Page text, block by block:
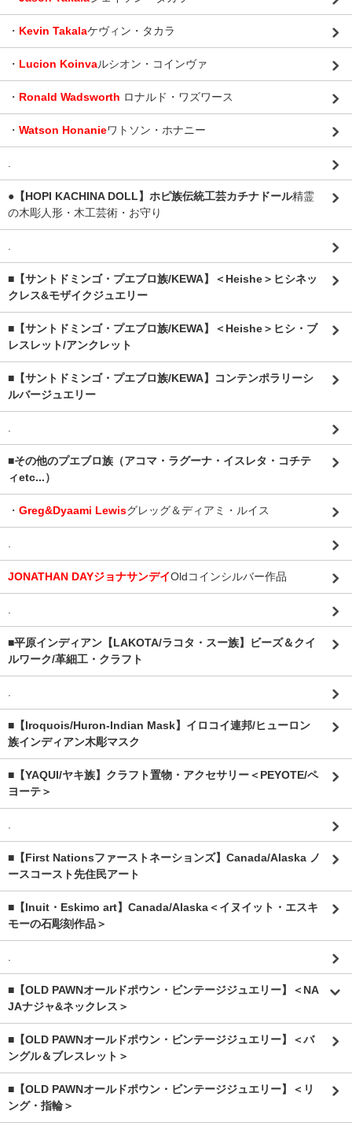
・ Kevin Takalaケヴィン・タカラ
・ Lucion Koinvaルシオン・コインヴァ
・ Ronald Wadsworth ロナルド・ワズワース
・ Watson Honanieワトソン・ホナニー
.
●【HOPI KACHINA DOLL】ホピ族伝統工芸カチナドール精霊
の木彫人形・木工芸術・お守り
.
■【サントドミンゴ・プエブロ族/KEWA】＜Heishe＞ヒシネッ
クレス&モザイクジュエリー
■【サントドミンゴ・プエブロ族/KEWA】＜Heishe＞ヒシ・ブ
レスレット/アンクレット
■【サントドミンゴ・プエブロ族/KEWA】コンテンポラリーシ
ルバージュエリー
.
■その他のプエブロ族（アコマ・ラグーナ・イスレタ・コチテ
ィetc...）
・ Greg&Dyaami Lewisグレッグ＆ディアミ・ルイス
.
JONATHAN DAYジョナサンデイOldコインシルバー作品
.
■平原インディアン【LAKOTA/ラコタ・スー族】ビーズ＆クイ
ルワーク/革細工・クラフト
.
■【Iroquois/Huron-Indian Mask】イロコイ連邦/ヒューロン
族インディアン木彫マスク
■【YAQUI/ヤキ族】クラフト置物・アクセサリー＜PEYOTE/ペ
ヨーテ＞
.
■【First Nationsファーストネーションズ】Canada/Alaska ノ
ースコースト先住民アート
■【Inuit・Eskimo art】Canada/Alaska＜イヌイット・エスキ
モーの石彫刻作品＞
.
■【OLD PAWNオールドポウン・ビンテージジュエリー】＜NA
JAナジャ&ネックレス＞
■【OLD PAWNオールドポウン・ビンテージジュエリー】＜バ
ングル＆ブレスレット＞
■【OLD PAWNオールドポウン・ビンテージジュエリー】＜リ
ング・指輪＞